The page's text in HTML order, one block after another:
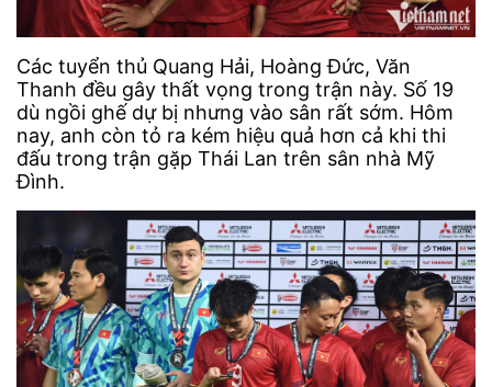
Các tuyển thủ Quang Hải, Hoàng Đức, Văn
Thanh đều gây thất vọng trong trận này. Số 19
dù ngồi ghế dự bị nhưng vào sân rất sớm. Hôm
nay, anh còn tỏ ra kém hiệu quả hơn cả khi thi
đấu trong trận gặp Thái Lan trên sân nhà Mỹ
Đình.